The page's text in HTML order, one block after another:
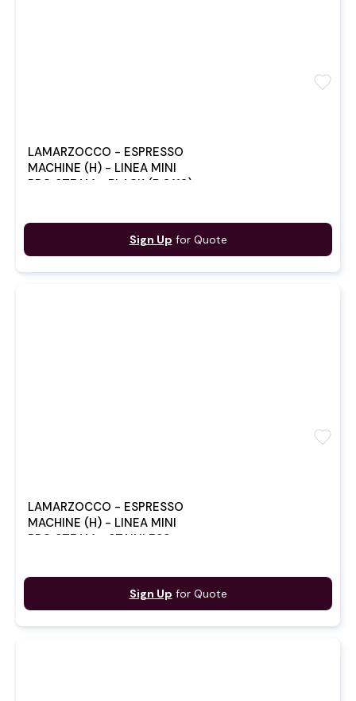
LAMARZOCCO - ESPRESSO
MACHINE (H) - LINEA MINI
PRO STEAM - BLACK (B:0112)
Sign Up for Quote
favorite
LAMARZOCCO - ESPRESSO
MACHINE (H) - LINEA MINI
PRO STEAM - STAINLESS
Sign Up for Quote
favorite